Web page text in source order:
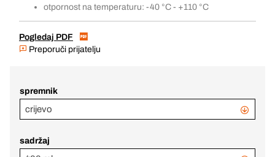
otpornost na temperaturu: -40 °C - +110 °C
Pogledaj PDF
Preporuči prijatelju
spremnik
crijevo
sadržaj